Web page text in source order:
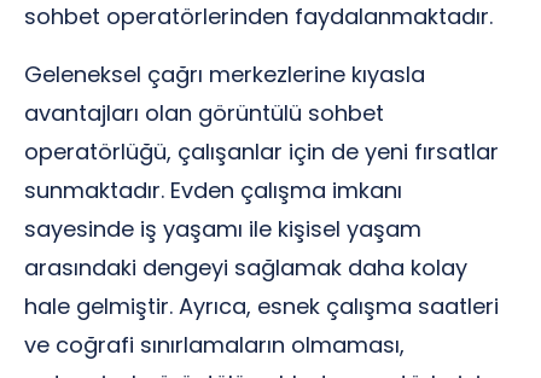
sohbet operatörlerinden faydalanmaktadır.
Geleneksel çağrı merkezlerine kıyasla
avantajları olan görüntülü sohbet
operatörlüğü, çalışanlar için de yeni fırsatlar
sunmaktadır. Evden çalışma imkanı
sayesinde iş yaşamı ile kişisel yaşam
arasındaki dengeyi sağlamak daha kolay
hale gelmiştir. Ayrıca, esnek çalışma saatleri
ve coğrafi sınırlamaların olmaması,